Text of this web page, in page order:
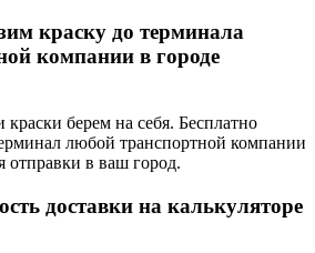
краску до терминала
компании в городе
берем на себя. Бесплатно
любой транспортной компании
отправки в ваш город.
доставки на калькуляторе